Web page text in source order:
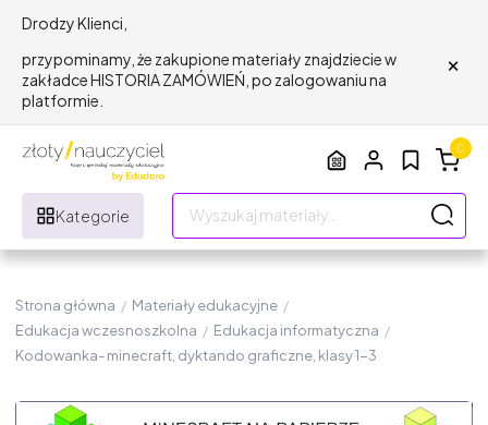
Drodzy Klienci,
przypominamy, że zakupione materiały znajdziecie w
zakładce HISTORIA ZAMÓWIEŃ, po zalogowaniu na
platformie.
×
Kategorie
0
Strona główna / Materiały edukacyjne /
Edukacja wczesnoszkolna / Edukacja informatyczna /
Kodowanka- minecraft, dyktando graficzne, klasy 1-3